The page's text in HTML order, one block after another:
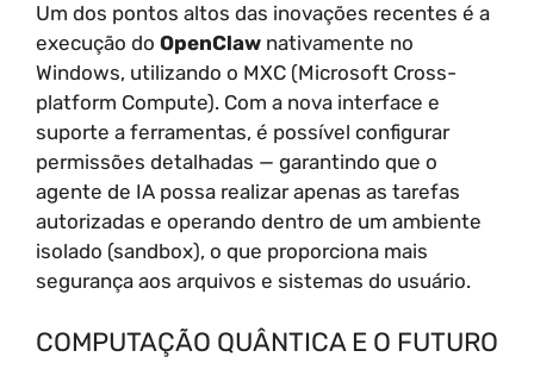
Um dos pontos altos das inovações recentes é a
execução do OpenClaw nativamente no
Windows, utilizando o MXC (Microsoft Cross-
platform Compute). Com a nova interface e
suporte a ferramentas, é possível configurar
permissões detalhadas — garantindo que o
agente de IA possa realizar apenas as tarefas
autorizadas e operando dentro de um ambiente
isolado (sandbox), o que proporciona mais
segurança aos arquivos e sistemas do usuário.
COMPUTAÇÃO QUÂNTICA E O FUTURO